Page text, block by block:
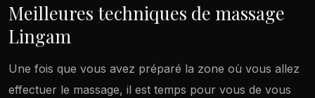
Meilleures techniques de massage
Lingam
Une fois que vous avez préparé la zone où vous allez
effectuer le massage, il est temps pour vous de vous